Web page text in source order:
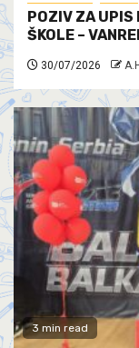
POZIV ZA UPIS
ŠKOLE –
30/07/2026
3 min read